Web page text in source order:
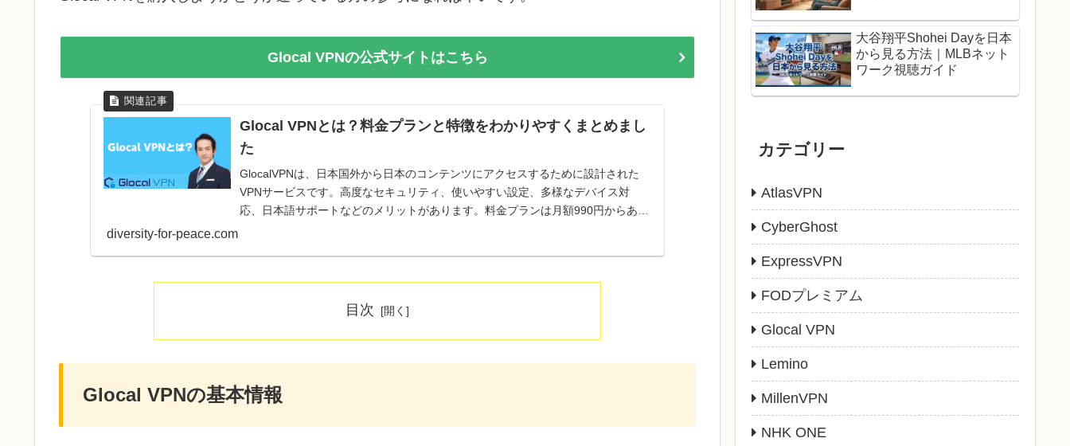
Glocal VPNの公式サイトはこちら
Glocal VPNとは？料金プランと特徴をわかりやすくまとめまし
た
GlocalVPNは、日本国外から日本のコンテンツにアクセスするために設計された
VPNサービスです。高度なセキュリティ、使いやすい設定、多様なデバイス対
応、日本語サポートなどのメリットがあります。料金プランは月額990円からあ
diversity-for-peace.com
目次
Glocal VPNの基本情報
大谷翔平Shohei Dayを日本
から見る方法｜MLBネット
ワーク視聴ガイド
カテゴリー
AtlasVPN
CyberGhost
ExpressVPN
FODプレミアム
Glocal VPN
Lemino
MillenVPN
NHK ONE